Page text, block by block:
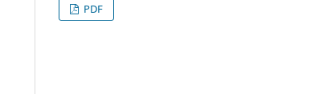
PDF